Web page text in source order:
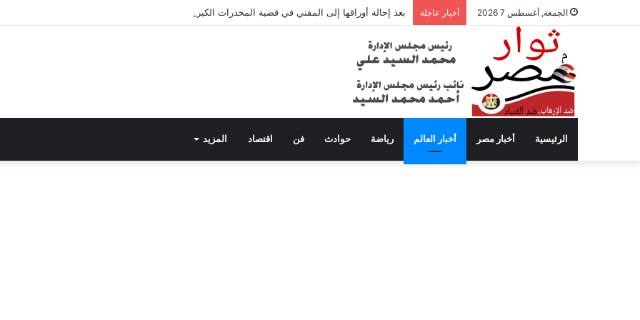
الجمعة, أغسطس 7 2026 أخبار عاجلة بعد إحالة أوراقها إلى المفتي في قضية المخدرات الكبرى.. من هي سارة خليفة؟
الرئيسية أخبار مصر أخبار العالم رياضة حوادث فن اقتصاد المزيد